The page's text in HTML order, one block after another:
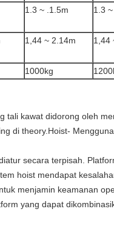
1.3 ~ .1.5m 1.3
1,44 ~ 2.14m 1,44
1000kg
tali kawat didorong oleh
di theory.Hoist-
secara terpisah.
hoist mendapat
menjamin keamanan
yang dapat